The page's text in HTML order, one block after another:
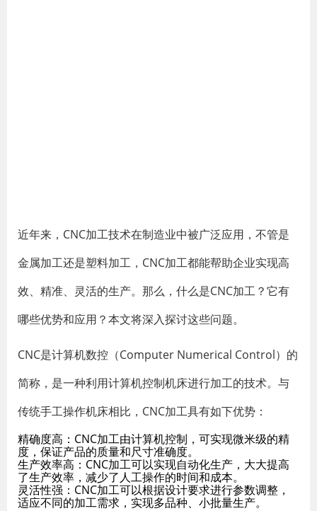
近年来，CNC加工技术在制造业中被广泛应用，不管是
金属加工还是塑料加工，CNC加工都能帮助企业实现高
效、精准、灵活的生产。那么，什么是CNC加工？它有
哪些优势和应用？本文将深入探讨这些问题。
CNC是计算机数控（Computer Numerical Control）的
简称，是一种利用计算机控制机床进行加工的技术。与
传统手工操作机床相比，CNC加工具有如下优势：
精确度高：CNC加工由计算机控制，可实现微米级的精
度，保证产品的质量和尺寸准确度。
生产效率高：CNC加工可以实现自动化生产，大大提高
了生产效率，减少了人工操作的时间和成本。
灵活性强：CNC加工可以根据设计要求进行参数调整，
适应不同的加工需求，实现多品种、小批量生产。